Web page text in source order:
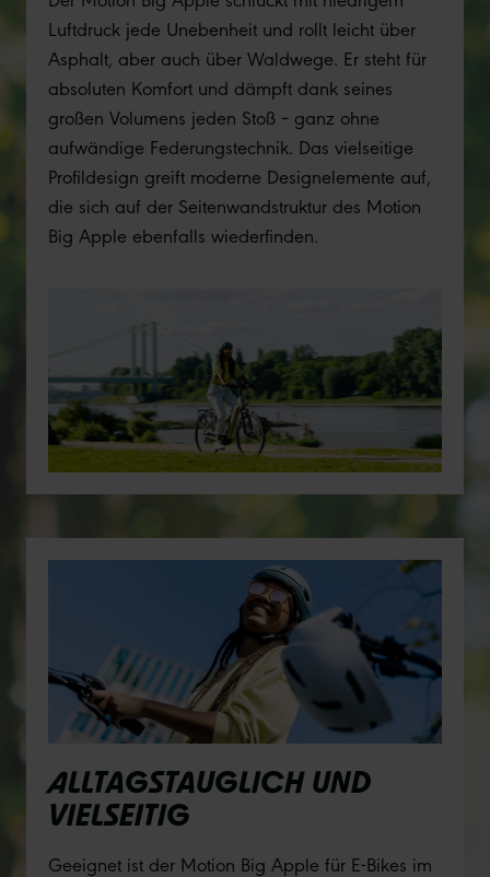
Luftdruck jede Unebenheit und rollt leicht über
Asphalt, aber auch über Waldwege. Er steht für
absoluten Komfort und dämpft dank seines
großen Volumens jeden Stoß – ganz ohne
aufwändige Federungstechnik. Das vielseitige
Profildesign greift moderne Designelemente auf,
die sich auf der Seitenwandstruktur des Motion
Big Apple ebenfalls wiederfinden.
ALLTAGSTAUGLICH UND
VIELSEITIG
Geeignet ist der Motion Big Apple für E-Bikes im